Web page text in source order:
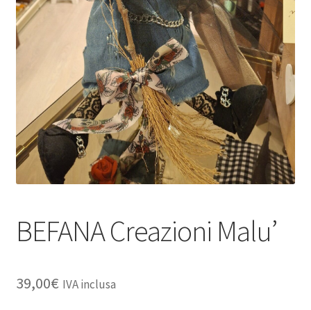
Dove Siamo
Il mio account
Le spedizioni sono sospese per tutto il mese di agosto
Spedizioni
BEFANA Creazioni Malu’
39,00€ IVA inclusa